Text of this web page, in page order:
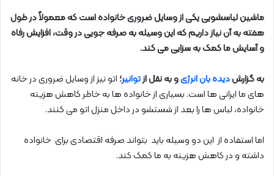
ماشین لباسشویی یکی از وسایل ضروری خانواده است که معمولاً در طول
هفته به آن نیاز داریم که این وسیله به صرفه جویی در وقت، افزایش رفاه
و آسایش ما کمک به سزایی می کند.
به گزارشدیده بان انرژیو به نقل ازتوانیر؛ اتو نیز از وسایل ضروری در خانه
های ما ایرانی ها است. بسیاری از خانواده ها به خاطر کاهش هزینه
خانواده، لباس ها را بعد از شستشو در داخل منزل اتو می کنند.
اما استفاده از این دو وسیله باید بتواند صرفه اقتصادی برای خانواده
داشته و در کاهش هزینه به ما کمک کند.